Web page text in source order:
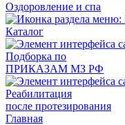
Оздоровление и спа
Каталог
Подборка по
ПРИКАЗАМ МЗ РФ
Реабилитация
после протезирования
Главная